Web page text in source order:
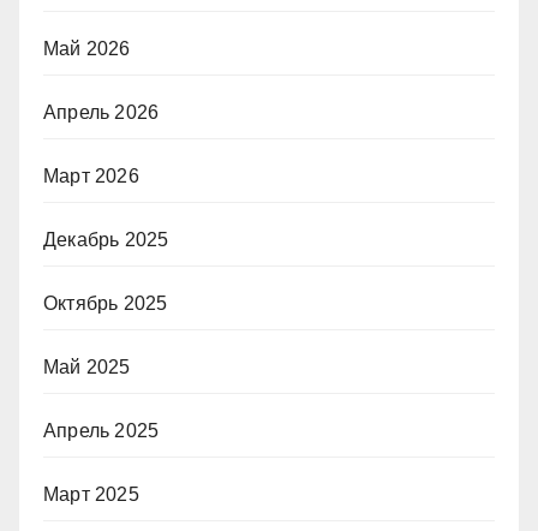
Май 2026
Апрель 2026
Март 2026
Декабрь 2025
Октябрь 2025
Май 2025
Апрель 2025
Март 2025